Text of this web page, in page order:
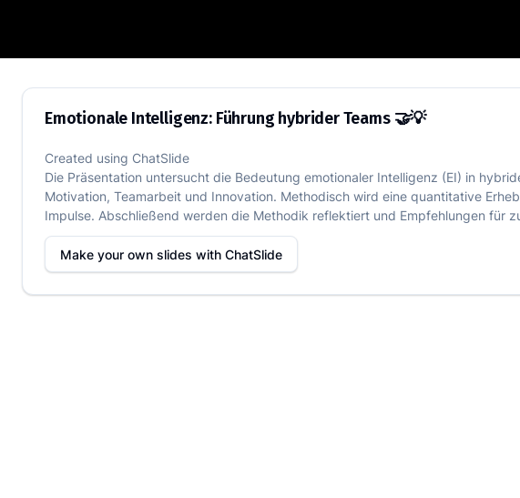
Emotionale Intelligenz: Führung hybrider Teams
Emotionale Intelligenz: Führung hybrider Teams 🤝💡
Created using ChatSlide
Die Präsentation untersucht die Bedeutung emotionaler Intelligenz (EI) in
Motivation, Teamarbeit und Innovation. Methodisch wird eine quantitative
Impulse. Abschließend werden die Methodik reflektiert und Empfehlungen für
Make your own slides with ChatSlide